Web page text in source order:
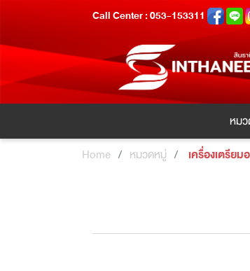
Call Center : 053-153311
หม
Home หมวดหมู่ เครื่องเตรียม